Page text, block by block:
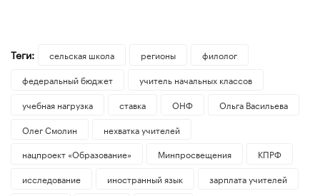
Теги: сельская школа регионы
филолог
федеральный бюджет
учитель начальных классов
учебная нагрузка
ставка ОНФ
Ольга Васильева
Олег Смолин
нехватка учителей
нацпроект «Образование»
Минпросвещения
КПРФ
исследование
иностранный язык
зарплата учителей